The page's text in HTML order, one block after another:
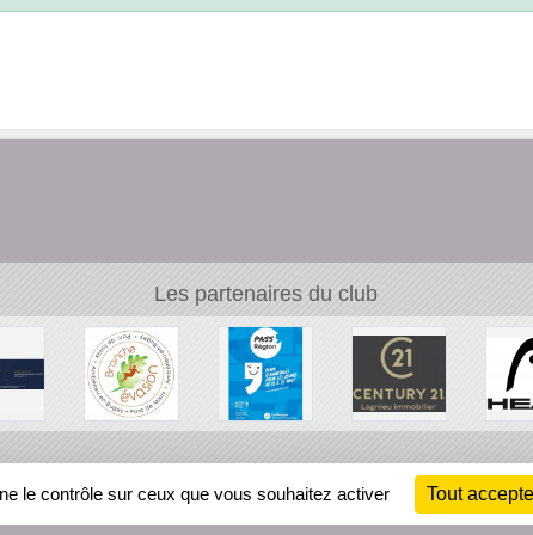
Les partenaires du club
le contrôle sur ceux que vous souhaitez activer Tout